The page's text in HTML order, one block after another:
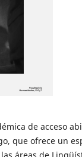
de acceso
que ofrece un